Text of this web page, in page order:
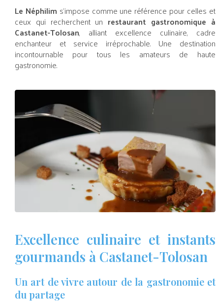
Le Néphilim s’impose comme une référence pour celles et
ceux qui recherchent un restaurant gastronomique à
Castanet-Tolosan, alliant excellence culinaire, cadre
enchanteur et service irréprochable. Une destination
incontournable pour tous les amateurs de haute
gastronomie.
Excellence culinaire et instants
gourmands à Castanet-Tolosan
Un art de vivre autour de la gastronomie et
du partage